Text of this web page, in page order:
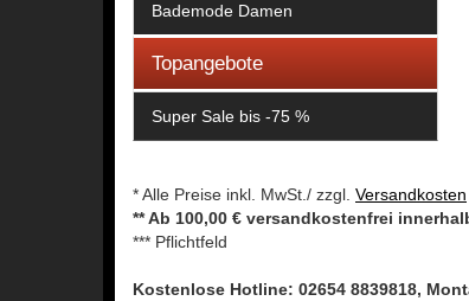
Bademode Damen
Topangebote
Super Sale bis -75 %
* Alle Preise inkl. MwSt./ zzgl. Versandkosten
** Ab 100,00 € versandkostenfrei
*** Pflichtfeld
Kostenlose Hotline: 02654 8839818,